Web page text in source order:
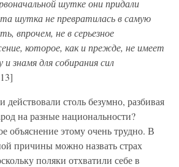
шутке они придали
шутка не превратилась в самую
впрочем, не в серьезное
которое, как и прежде, не имеет
и знамя для собирания сил
столь безумно, разбивая
на разные национальности?
объяснение этому очень трудно. В
причины можно назвать страх
поляки отхватили себе в